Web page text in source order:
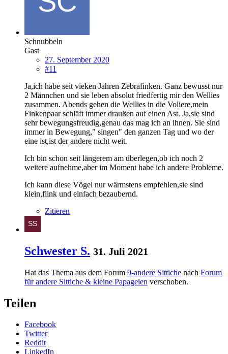
Schnubbeln
Gast
27. September 2020
#11
Ja,ich habe seit vieken Jahren Zebrafinken. Ganz bewusst nur
2 Männchen und sie leben absolut friedfertig mir den Wellies
zusammen. Abends gehen die Wellies in die Voliere,mein
Finkenpaar schläft immer draußen auf einen Ast. Ja,sie sind
sehr bewegungsfreudig,genau das mag ich an ihnen. Sie sind
immer in Bewegung," singen" den ganzen Tag und wo der
eine ist,ist der andere nicht weit.
Ich bin schon seit längerem am überlegen,ob ich noch 2
weitere aufnehme,aber im Moment habe ich andere Probleme.
Ich kann diese Vögel nur wärmstens empfehlen,sie sind
klein,flink und einfach bezaubernd.
Zitieren
Schwester S. 31. Juli 2021
Hat das Thema aus dem Forum 9-andere Sittiche nach Forum
für andere Sittiche & kleine Papageien verschoben.
Teilen
Facebook
Twitter
Reddit
LinkedIn